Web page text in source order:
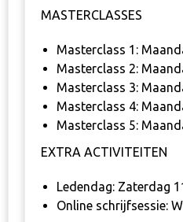
MASTERCLASSES
Masterclass 1:
Masterclass 2:
Masterclass 3:
Masterclass 4:
Masterclass 5:
EXTRA ACTIVITEITEN
Ledendag: Zaterdag
Online schrijfsessie: